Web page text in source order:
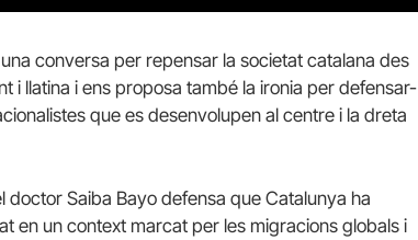
conversa per repensar la societat catalana des
i llatina i ens proposa també la ironia per defensar-
que es desenvolupen al centre i la dreta
doctor Saiba Bayo defensa que Catalunya ha
en un context marcat per les migracions globals i